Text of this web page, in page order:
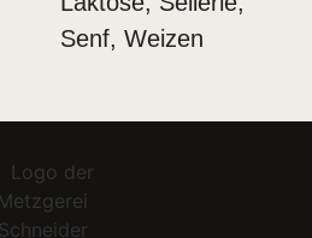
Senf, Weizen